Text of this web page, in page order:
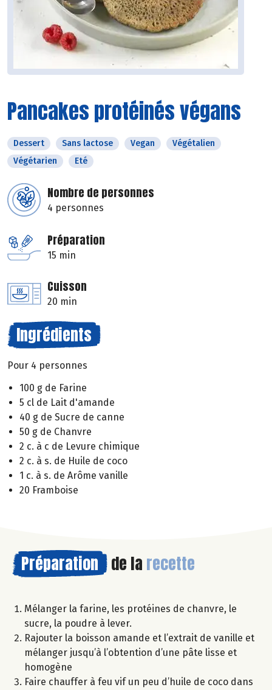
Pancakes protéinés végans
Dessert Sans lactose Vegan
Végétalien
Végétarien
Eté
Nombre de personnes
4 personnes
Préparation
15 min
Cuisson
20 min
Ingrédients
Pour 4 personnes
100 g de Farine
5 cl de Lait d'amande
40 g de Sucre de canne
50 g de Chanvre
2 c. à c de Levure chimique
2 c. à s. de Huile de coco
1 c. à s. de Arôme vanille
20 Framboise
Préparation de la recette
Mélanger la farine, les protéines de chanvre, le
sucre, la poudre à lever.
Rajouter la boisson amande et l’extrait de vanille et
mélanger jusqu’à l’obtention d’une pâte lisse et
homogène
Faire chauffer à feu vif un peu d’huile de coco dans